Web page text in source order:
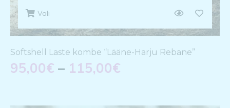
Vali
Softshell Laste kombe “Lääne-Harju Rebane”
95,00€ – 115,00€